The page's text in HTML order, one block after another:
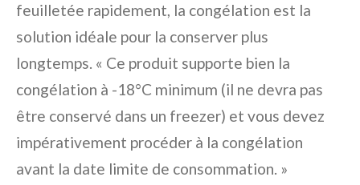
feuilletée rapidement, la congélation est la
solution idéale pour la conserver plus
longtemps. « Ce produit supporte bien la
congélation à -18°C minimum (il ne devra pas
être conservé dans un freezer) et vous devez
impérativement procéder à la congélation
avant la date limite de consommation. »